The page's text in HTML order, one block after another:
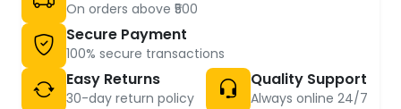
On orders above ₹500
Secure Payment
100% secure transactions
Easy Returns
30-day return policy
Quality Support
Always online 24/7